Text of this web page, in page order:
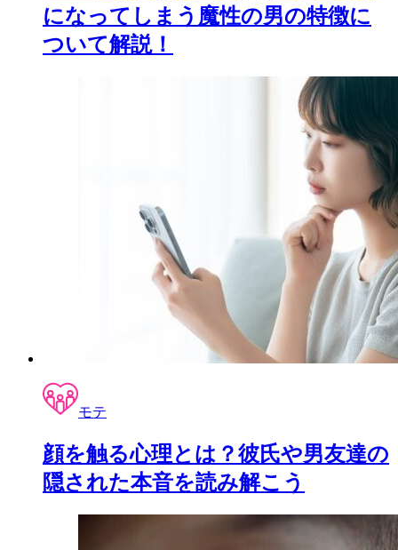
になってしまう魔性の男の特徴に
ついて解説！
モテ
顔を触る心理とは？彼氏や男友達の
隠された本音を読み解こう